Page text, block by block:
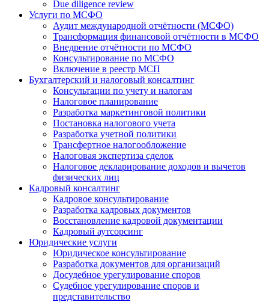
Due diligence review
Услуги по МСФО
Аудит международной отчётности (МСФО)
Трансформация финансовой отчётности в МСФО
Внедрение отчётности по МСФО
Консультирование по МСФО
Включение в реестр МСП
Бухгалтерский и налоговый консалтинг
Консультации по учету и налогам
Налоговое планирование
Разработка маркетинговой политики
Постановка налогового учета
Разработка учетной политики
Трансфертное налогообложение
Налоговая экспертиза сделок
Налоговое декларирование доходов и вычетов
физических лиц
Кадровый консалтинг
Кадровое консультирование
Разработка кадровых документов
Восстановление кадровой документации
Кадровый аутсорсинг
Юридические услуги
Юридическое консультирование
Разработка документов для организаций
Досудебное урегулирование споров
Судебное урегулирование споров и
представительство